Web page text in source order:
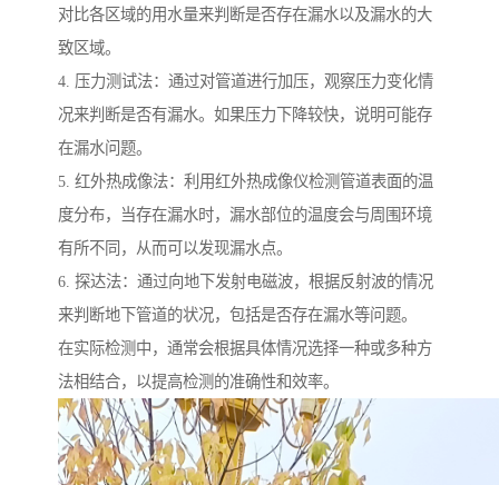
对比各区域的用水量来判断是否存在漏水以及漏水的大
致区域。
4. 压力测试法：通过对管道进行加压，观察压力变化情
况来判断是否有漏水。如果压力下降较快，说明可能存
在漏水问题。
5. 红外热成像法：利用红外热成像仪检测管道表面的温
度分布，当存在漏水时，漏水部位的温度会与周围环境
有所不同，从而可以发现漏水点。
6. 探达法：通过向地下发射电磁波，根据反射波的情况
来判断地下管道的状况，包括是否存在漏水等问题。
在实际检测中，通常会根据具体情况选择一种或多种方
法相结合，以提高检测的准确性和效率。